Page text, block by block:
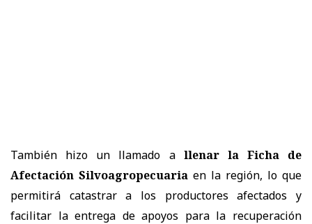
También hizo un llamado a llenar la Ficha de
Afectación Silvoagropecuaria en la región, lo que
permitirá catastrar a los productores afectados y
facilitar la entrega de apoyos para la recuperación